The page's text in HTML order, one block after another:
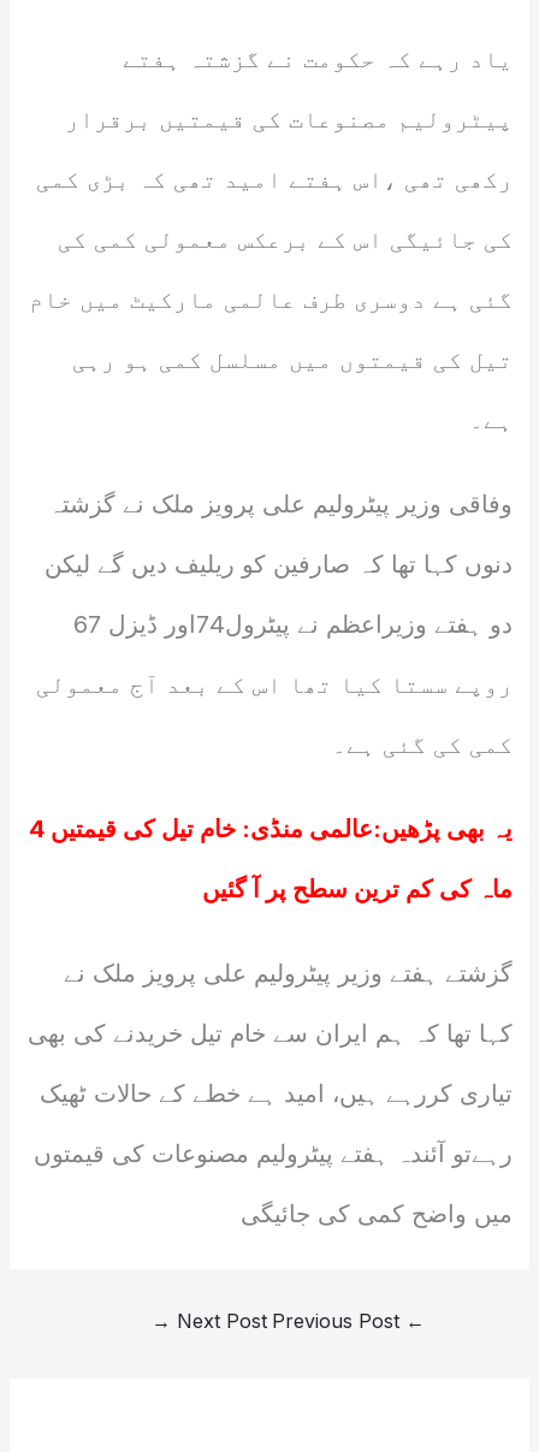
یاد رہے کہ حکومت نے گزشتہ ہفتے
پیٹرولیم مصنوعات کی قیمتیں برقرار
رکھی تھی ،اس ہفتے امید تھی کہ بڑی کمی
کی جائیگی اس کے برعکس معمولی کمی کی
گئی ہے دوسری طرف عالمی مارکیٹ میں خام
تیل کی قیمتوں میں مسلسل کمی ہو رہی
ہے۔
وفاقی وزیر پیٹرولیم علی پرویز ملک نے گزشتہ
دنوں کہا تھا کہ صارفین کو ریلیف دیں گے لیکن
دو ہفتے وزیراعظم نے پیٹرول74اور ڈیزل 67
روپے سستا کیا تھا اس کے بعد آج معمولی
کمی کی گئی ہے۔
یہ بھی پڑھیں: عالمی منڈی: خام تیل کی قیمتیں 4
ماہ کی کم ترین سطح پر آ گئیں
گزشتے ہفتے وزیر پیٹرولیم علی پرویز ملک نے
کہا تھا کہ ہم ایران سے خام تیل خریدنے کی بھی
تیاری کررہے ہیں، امید ہے خطے کے حالات ٹھیک
رہےتو آئندہ ہفتے پیٹرولیم مصنوعات کی قیمتوں
میں واضح کمی کی جائیگی
←
Next Post
→